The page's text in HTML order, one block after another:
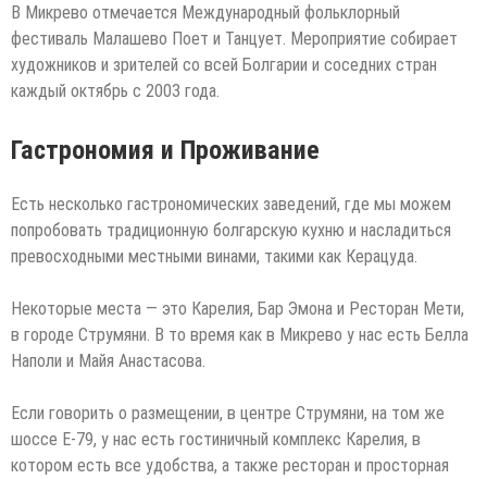
В Микрево отмечается Международный фольклорный
фестиваль Малашево Поет и Танцует. Мероприятие собирает
художников и зрителей со всей Болгарии и соседних стран
каждый октябрь с 2003 года.
Гастрономия и Проживание
Есть несколько гастрономических заведений, где мы можем
попробовать традиционную болгарскую кухню и насладиться
превосходными местными винами, такими как Керацуда.
Некоторые места — это Карелия, Бар Эмона и Ресторан Мети,
в городе Струмяни. В то время как в Микрево у нас есть Белла
Наполи и Майя Анастасова.
Если говорить о размещении, в центре Струмяни, на том же
шоссе E-79, у нас есть гостиничный комплекс Карелия, в
котором есть все удобства, а также ресторан и просторная